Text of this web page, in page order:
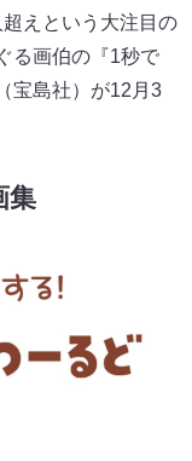
えという大注目の
る画伯の『1秒で
宝島社）が12月3
集